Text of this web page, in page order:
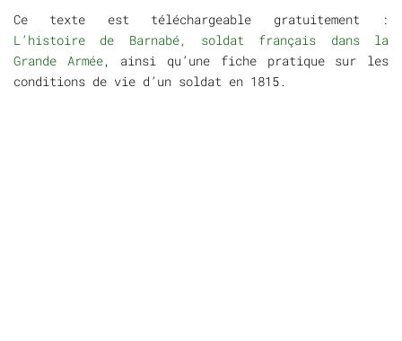
Ce texte est téléchargeable gratuitement :
L’histoire de Barnabé, soldat français dans la
Grande Armée, ainsi qu’une fiche pratique sur les
conditions de vie d’un soldat en 1815.